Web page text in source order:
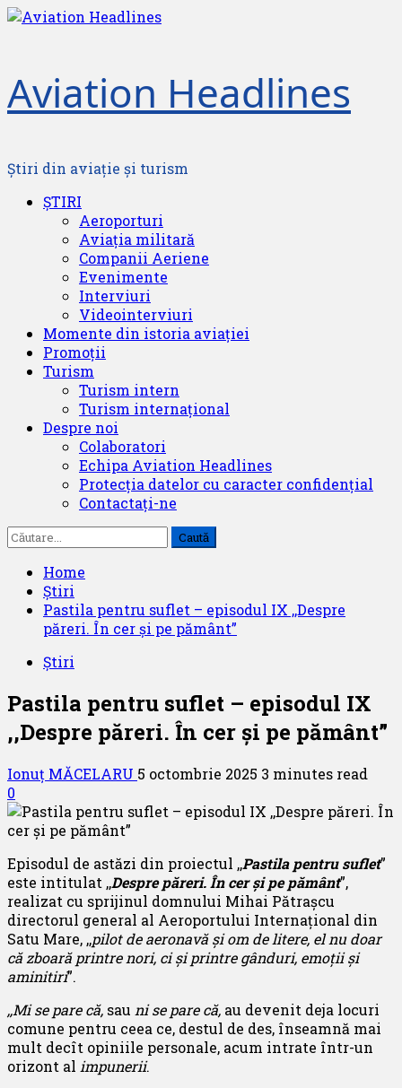
Skip
Aviation Headlines
Știri din aviație și turism
Primary
ȘTIRI
Aeroporturi
Aviația militară
Companii Aeriene
Evenimente
Interviuri
Videointerviuri
Momente din istoria aviației
Promoții
Turism
Turism intern
Turism internațional
Despre noi
Colaboratori
Echipa Aviation Headlines
Protecția datelor cu caracter confidențial
Contactați-ne
Caută
după:
Home
Știri
Pastila pentru suflet – episodul IX ,,Despre
păreri. În cer și pe pământ”
Știri
Pastila pentru suflet – episodul IX
,,Despre păreri. În cer și pe pământ”
Ionuț MĂCELARU 5 octombrie 2025 3 minutes read
0
Episodul de astăzi din proiectul ,,Pastila pentru suflet”
este intitulat ,,Despre păreri.În cer și pe pământ”,
realizat cu sprijinul domnului Mihai Pătrașcu
directorul general al Aeroportului Internațional din
Satu Mare, ,,pilot de aeronavă și om de litere, el nu doar
că zboară printre nori, ci și printre gânduri, emoții și
aminitiri”.
,,Mi se pare că, sau ni se pare că, au devenit deja locuri
comune pentru ceea ce, destul de des, înseamnă mai
mult decît opiniile personale, acum intrate într-un
orizont al impunerii.